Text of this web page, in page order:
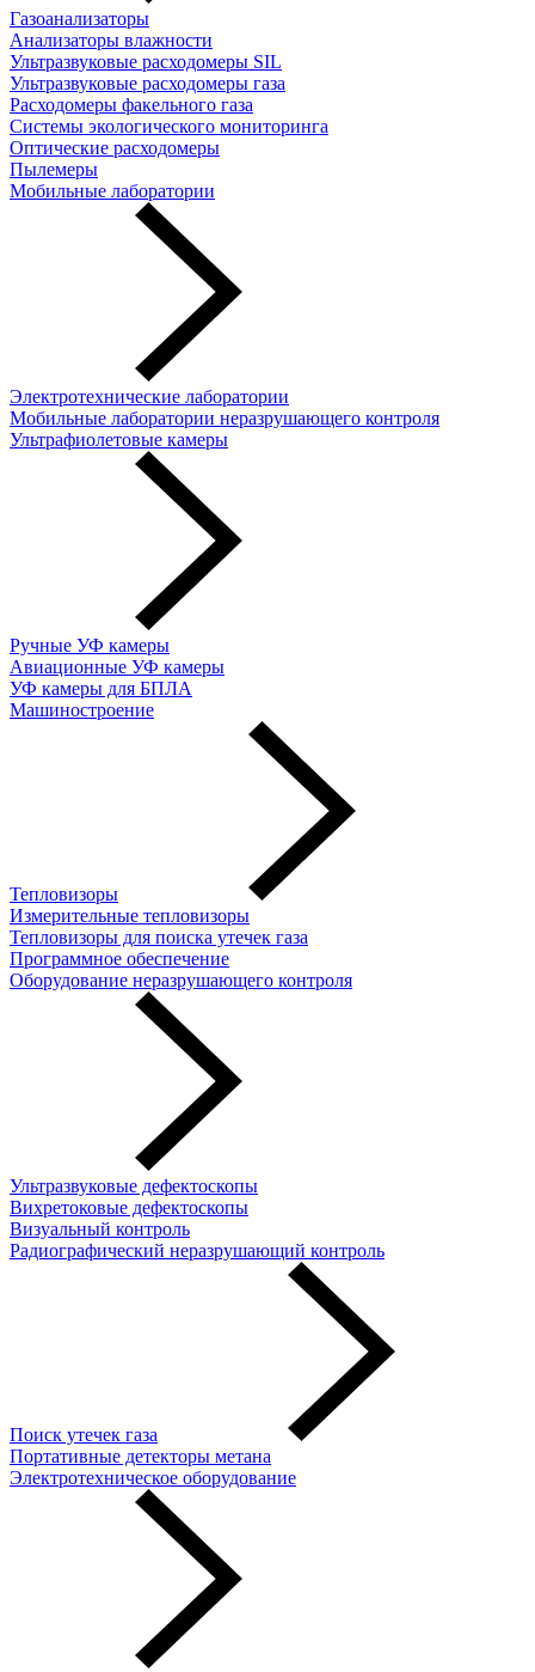
Газоанализаторы
Анализаторы влажности
Ультразвуковые расходомеры SIL
Ультразвуковые расходомеры газа
Расходомеры факельного газа
Системы экологического мониторинга
Оптические расходомеры
Пылемеры
Мобильные лаборатории
Электротехнические лаборатории
Мобильные лаборатории неразрушающего контроля
Ультрафиолетовые камеры
Ручные УФ камеры
Авиационные УФ камеры
УФ камеры для БПЛА
Машиностроение
Тепловизоры
Измерительные тепловизоры
Тепловизоры для поиска утечек газа
Программное обеспечение
Оборудование неразрушающего контроля
Ультразвуковые дефектоскопы
Вихретоковые дефектоскопы
Визуальный контроль
Радиографический неразрушающий контроль
Поиск утечек газа
Портативные детекторы метана
Электротехническое оборудование